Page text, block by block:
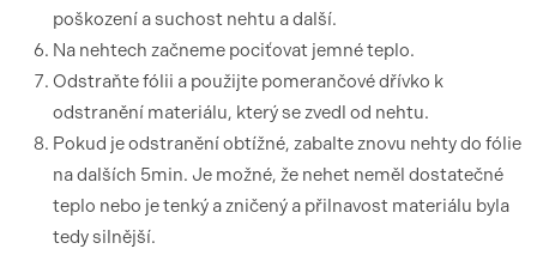
poškození a suchost nehtu a další.
Na nehtech začneme pociťovat jemné teplo.
Odstraňte fólii a použijte pomerančové dřívko k
odstranění materiálu, který se zvedl od nehtu.
Pokud je odstranění obtížné, zabalte znovu nehty do fólie
na dalších 5min. Je možné, že nehet neměl dostatečné
teplo nebo je tenký a zničený a přilnavost materiálu byla
tedy silnější.